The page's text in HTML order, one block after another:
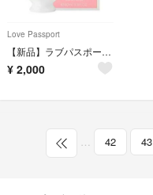
Love Passport
【新品】ラブパスポート♡イット
¥ 2,000
… 42 43